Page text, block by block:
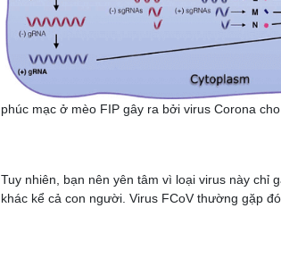
phúc mạc ở mèo FIP gây ra bởi virus Corona
Tuy nhiên, bạn nên yên tâm vì loại virus này chỉ
khác kể cả con người. Virus FCoV thường gặp